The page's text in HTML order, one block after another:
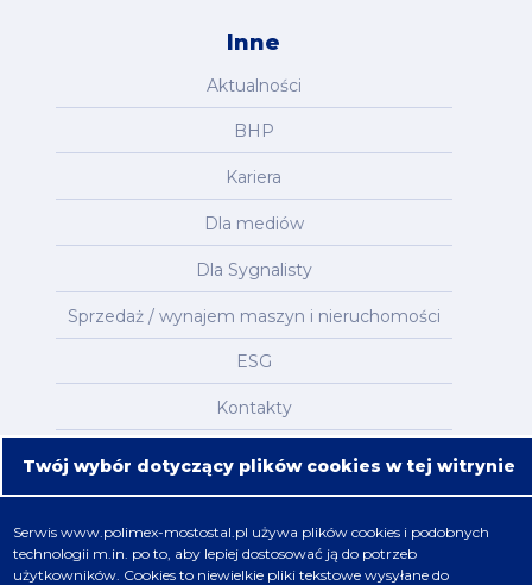
Inne
Aktualności
BHP
Kariera
Dla mediów
Dla Sygnalisty
Sprzedaż / wynajem maszyn i nieruchomości
ESG
Kontakty
Mapa serwisu
Nafta, chemia, gaz
Twój wybór dotyczący plików cookies w tej witrynie
Serwiswww.polimex-mostostal.pl używa plików cookies i podobnych
technologii m.in. po to, aby lepiej dostosować ją do potrzeb
użytkowników. Cookies to niewielkie pliki tekstowe wysyłane do